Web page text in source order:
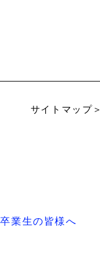
サイトマップ＞
業生の皆様へ